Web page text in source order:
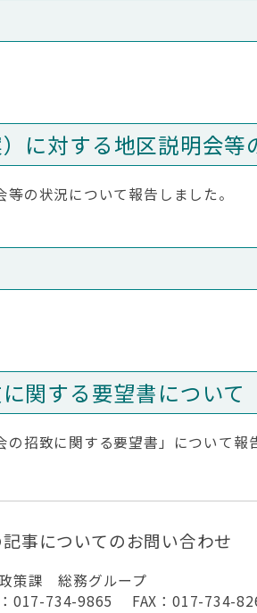
に対する地区説明会等
の状況について報告しました。
関する要望書について
招致に関する要望書」について報
記事についてのお問い合わせ
策課 総務グループ
017-734-9865 FAX：017-734-